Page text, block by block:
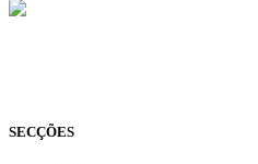
SECÇÕES